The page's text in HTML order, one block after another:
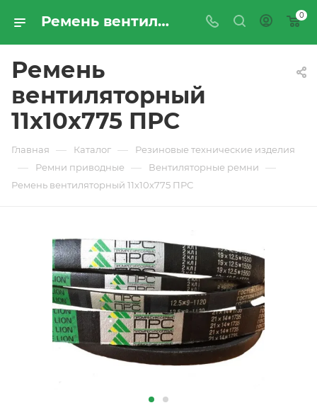
Ремень вентиляторный 11х10х775 ПРС - купить по цене производителя с доставкой по Москве и России | ПРОМРЕСУРССЕРВИС 0
Ремень
вентиляторный
11х10х775 ПРС
Главная — Каталог — Резиновые технические изделия
— Ремни приводные — Вентиляторные ремни —
Ремень вентиляторный 11х10х775 ПРС